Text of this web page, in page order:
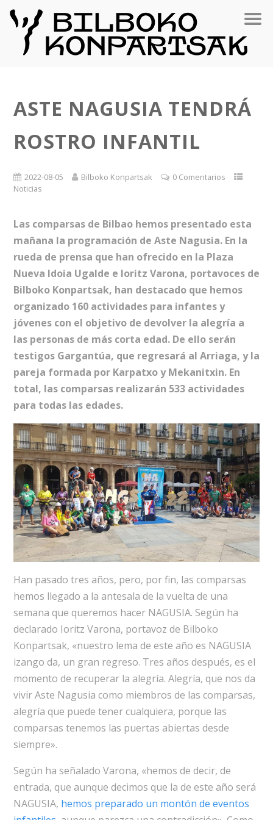
ASTE NAGUSIA TENDRÁ
ROSTRO INFANTIL
2022-08-05 Bilboko Konpartsak
0 Comentarios
Noticias
Las comparsas de Bilbao hemos presentado esta
mañana la programación de Aste Nagusia. En la
rueda de prensa que han ofrecido en la Plaza
Nueva Idoia Ugalde e Ioritz Varona, portavoces de
Bilboko Konpartsak, han destacado que hemos
organizado 160 actividades para infantes y
jóvenes con el objetivo de devolver la alegría a
las personas de más corta edad. De ello serán
testigos Gargantúa, que regresará al Arriaga, y la
pareja formada por Karpatxo y Mekanitxin. En
total, las comparsas realizarán 533 actividades
para todas las edades.
Han pasado tres años, pero, por fin, las comparsas
hemos llegado a la antesala de la vuelta de una
semana que queremos hacer NAGUSIA. Según ha
declarado Ioritz Varona, portavoz de Bilboko
Konpartsak, «nuestro lema de este año es NAGUSIA
izango da, un gran regreso. Tres años después, es el
momento de recuperar la alegría. Alegría, que nos da
vivir Aste Nagusia como miembros de las comparsas,
alegría que puede tener cualquiera, porque las
comparsas tenemos las puertas abiertas desde
siempre».
Según ha señalado Varona, «hemos de decir, de
entrada, que aunque decimos que la de este año será
NAGUSIA, hemos preparado un montón de eventos